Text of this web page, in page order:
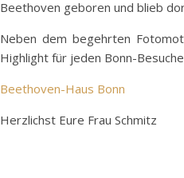
Beethoven geboren und blieb
Neben dem begehrten
Highlight für jeden Bonn-
Beethoven-Haus Bonn
Herzlichst Eure Frau Schmitz